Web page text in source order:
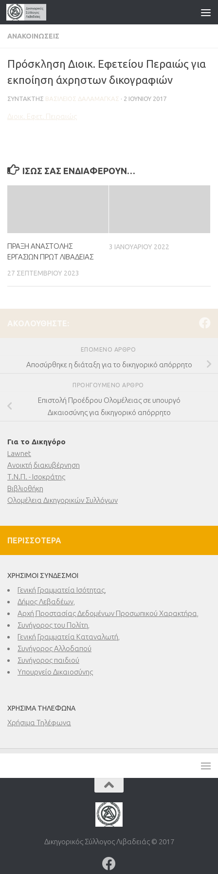
Skip to content
ΑΝΑΚΟΙΝΏΣΕΙΣ
Πρόσκληση Διοικ. Εφετείου Περαιώς για
εκποίηση άχρηστων δικογραφιών
ΣΥΝΤΆΚΤΗΣ ΒΑΣΊΛΕΙΟΣ ΔΑΛΑΜΆΓΚΑΣ · 2 ΙΟΥΝΊΟΥ 2017
Διοικ. Εφετ. Πειραιώς
ΊΣΩΣ ΣΑΣ ΕΝΔΙΑΦΈΡΟΥΝ…
ΠΡΑΞΗ ΑΝΑΣΤΟΛΗΣ
ΕΡΓΑΣΙΩΝ ΠΡΩΤ ΛΙΒΑΔΕΙΑΣ
27 ΣΕΠΤΕΜΒΡΊΟΥ 2023
3 ΙΑΝΟΥΑΡΊΟΥ 2022
ΑΚΟΛΟΥΘΉΣΤΕ:
ΕΠΌΜΕΝΟ ΆΡΘΡΟ
Αποσύρθηκε η διάταξη για το δικηγορικό απόρρητο
ΠΡΟΗΓΟΎΜΕΝΟ ΆΡΘΡΟ
Επιστολή Προέδρου Ολομέλειας σε υπουργό
Δικαιοσύνης για δικηγορικό απόρρητο
Για το Δικηγόρο
Lawnet
Ανοικτή διακυβέρνηση
Τ.Ν.Π. - Ισοκράτης
Βιβλιοθήκη
Ολομέλεια Δικηγορικών Συλλόγων
ΠΕΡΙΣΣΌΤΕΡΑ
ΧΡΉΣΙΜΟΙ ΣΎΝΔΕΣΜΟΙ
Γενική Γραμματεία Ισότητας,
Δήμος Λεβαδέων,
Αρχή Προστασίας Δεδομένων Προσωπικού Χαρακτήρα,
Συνήγορος του Πολίτη,
Γενική Γραμματεία Καταναλωτή,
Συνήγορος Αλλοδαπού
Συνήγορος παιδιού
Υπουργείο Δικαιοσύνης
ΧΡΉΣΙΜΑ ΤΗΛΈΦΩΝΑ
Χρήσιμα Τηλέφωνα
Δικηγορικός Σύλλογος Λιβαδειάς © 2017